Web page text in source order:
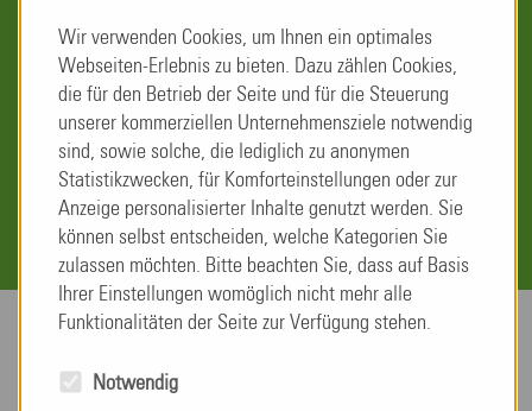
Zweitgrößte Einrichtung in Hessen für Menschen mit
neurologisch bedingtem Pflegebedarf mit Fokus auf der
Kombination aus Pflege und Therapieangebot.
WEITERE INFORMATIONEN…
Wir verwenden Cookies, um Ihnen ein optimales
Webseiten-Erlebnis zu bieten. Dazu zählen Cookies,
die für den Betrieb der Seite und für die Steuerung
unserer kommerziellen Unternehmensziele notwendig
sind, sowie solche, die lediglich zu anonymen
Statistikzwecken, für Komforteinstellungen oder zur
Anzeige personalisierter Inhalte genutzt werden. Sie
können selbst entscheiden, welche Kategorien Sie
zulassen möchten. Bitte beachten Sie, dass auf Basis
Ihrer Einstellungen womöglich nicht mehr alle
Funktionalitäten der Seite zur Verfügung stehen.
Notwendig